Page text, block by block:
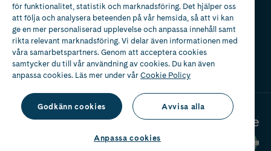
för funktionalitet, statistik och marknadsföring. Det hjälper oss
att följa och analysera beteenden på vår hemsida, så att vi kan
ge en mer personaliserad upplevelse och anpassa innehåll samt
rikta relevant marknadsföring. Vi delar även informationen med
våra samarbetspartners. Genom att acceptera cookies
samtycker du till vår användning av cookies. Du kan även
anpassa cookies. Läs mer under vårCookie Policy
Godkänn cookies Avvisa alla
Anpassa cookies